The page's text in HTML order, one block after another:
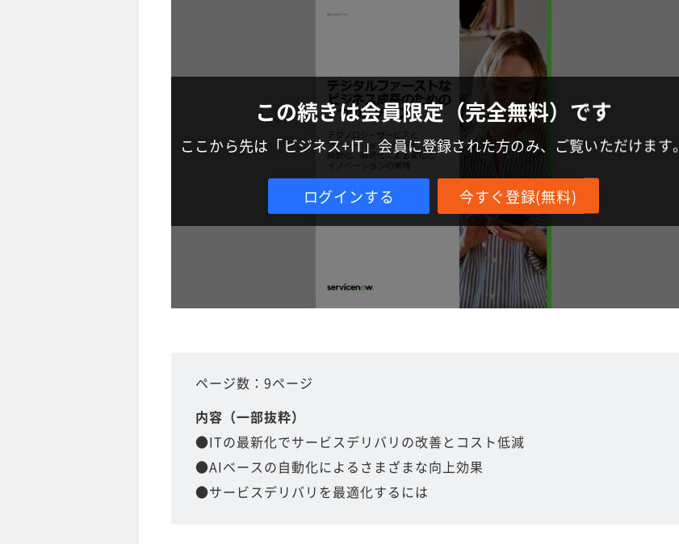
この続きは会員限定（完全無料）です
ここから先は「ビジネス+IT」会員に登録された方のみ、ご覧いただけます。
ログインする 今すぐ登録(無料)
ページ数：9ページ
内容（一部抜粋）
●ITの最新化でサービスデリバリの改善とコスト低減
●AIベースの自動化によるさまざまな向上効果
●サービスデリバリを最適化するには